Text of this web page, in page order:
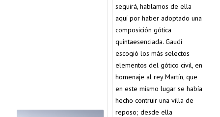
seguirá, hablamos de ella
aquí por haber adoptado una
composición gótica
quintaesenciada. Gaudí
escogió los más selectos
elementos del gótico civil, en
homenaje al rey Martín, que
en este mismo lugar se había
hecho contruir una villa de
reposo; desde ella